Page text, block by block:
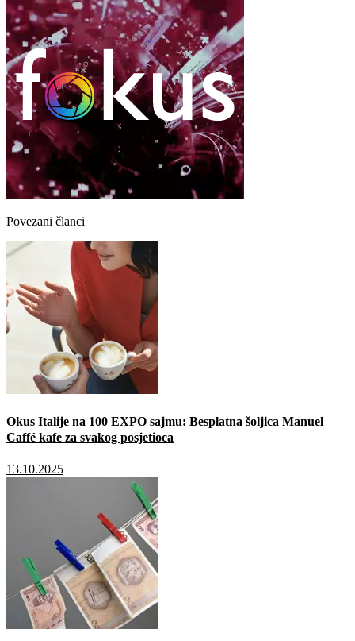
Povezani članci
Okus Italije na 100 EXPO sajmu: Besplatna šoljica Manuel
Caffé kafe za svakog posjetioca
13.10.2025